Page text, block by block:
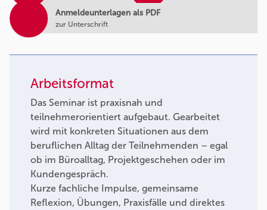
Arbeitsformat
Das Seminar ist praxisnah und
teilnehmerorientiert aufgebaut. Gearbeitet
wird mit konkreten Situationen aus dem
beruflichen Alltag der Teilnehmenden – egal
ob im Büroalltag, Projektgeschehen oder im
Kundengespräch.
Kurze fachliche Impulse, gemeinsame
Reflexion, Übungen, Praxisfälle und direktes
Anmeldeunterlagen als PDF
zur Unterschrift